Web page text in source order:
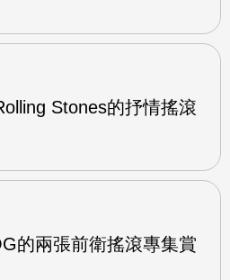
Stones的抒情搖滾
的兩張前衛搖滾專集賞